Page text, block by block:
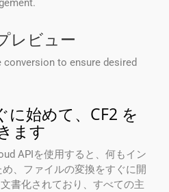
レビュー
to ensure desired
始めて、CF2 を
ます
APIを使用すると、何もイン
、ファイルの変換をすぐに開
書化されており、すべての主